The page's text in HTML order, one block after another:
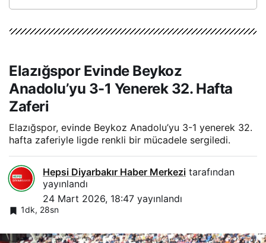
Elazığspor Evinde Beykoz
Anadolu’yu 3-1 Yenerek 32. Hafta
Zaferi
Elazığspor, evinde Beykoz Anadolu’yu 3-1 yenerek 32.
hafta zaferiyle ligde renkli bir mücadele sergiledi.
Hepsi Diyarbakır Haber Merkezi tarafından
yayınlandı
24 Mart 2026, 18:47 yayınlandı
1dk, 28sn